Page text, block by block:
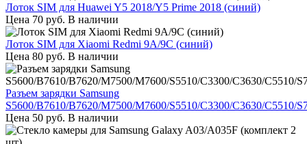
Лоток SIM для Huawei Y5 2018/Y5 Prime 2018 (синий)
Цена 70 руб. В наличии
Лоток SIM для Xiaomi Redmi 9A/9C (синий)
Цена 80 руб. В наличии
Разъем зарядки Samsung
S5600/B7610/B7620/M7500/M7600/S5510/C3300/C3630/C5510/
Цена 50 руб. В наличии